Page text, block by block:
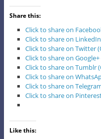
Share this:
Click to share on
Click to share on
Click to share on Twitter
Click to share on
Click to share on Tumblr
Click to share on
Click to share on
Click to share on
Like this: